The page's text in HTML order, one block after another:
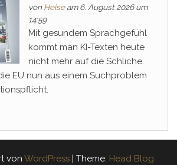
von Heiseam 6. August 2026 um
14:59
Mit gesundem Sprachgefühl
kommt man KI-Texten heute
nicht mehr auf die Schliche.
EU nun aus einem Suchproblem
von WordPress | Theme: Head Blog